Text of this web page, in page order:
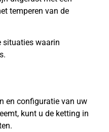
temperen van de
situaties waarin
en configuratie van uw
kunt u de ketting in